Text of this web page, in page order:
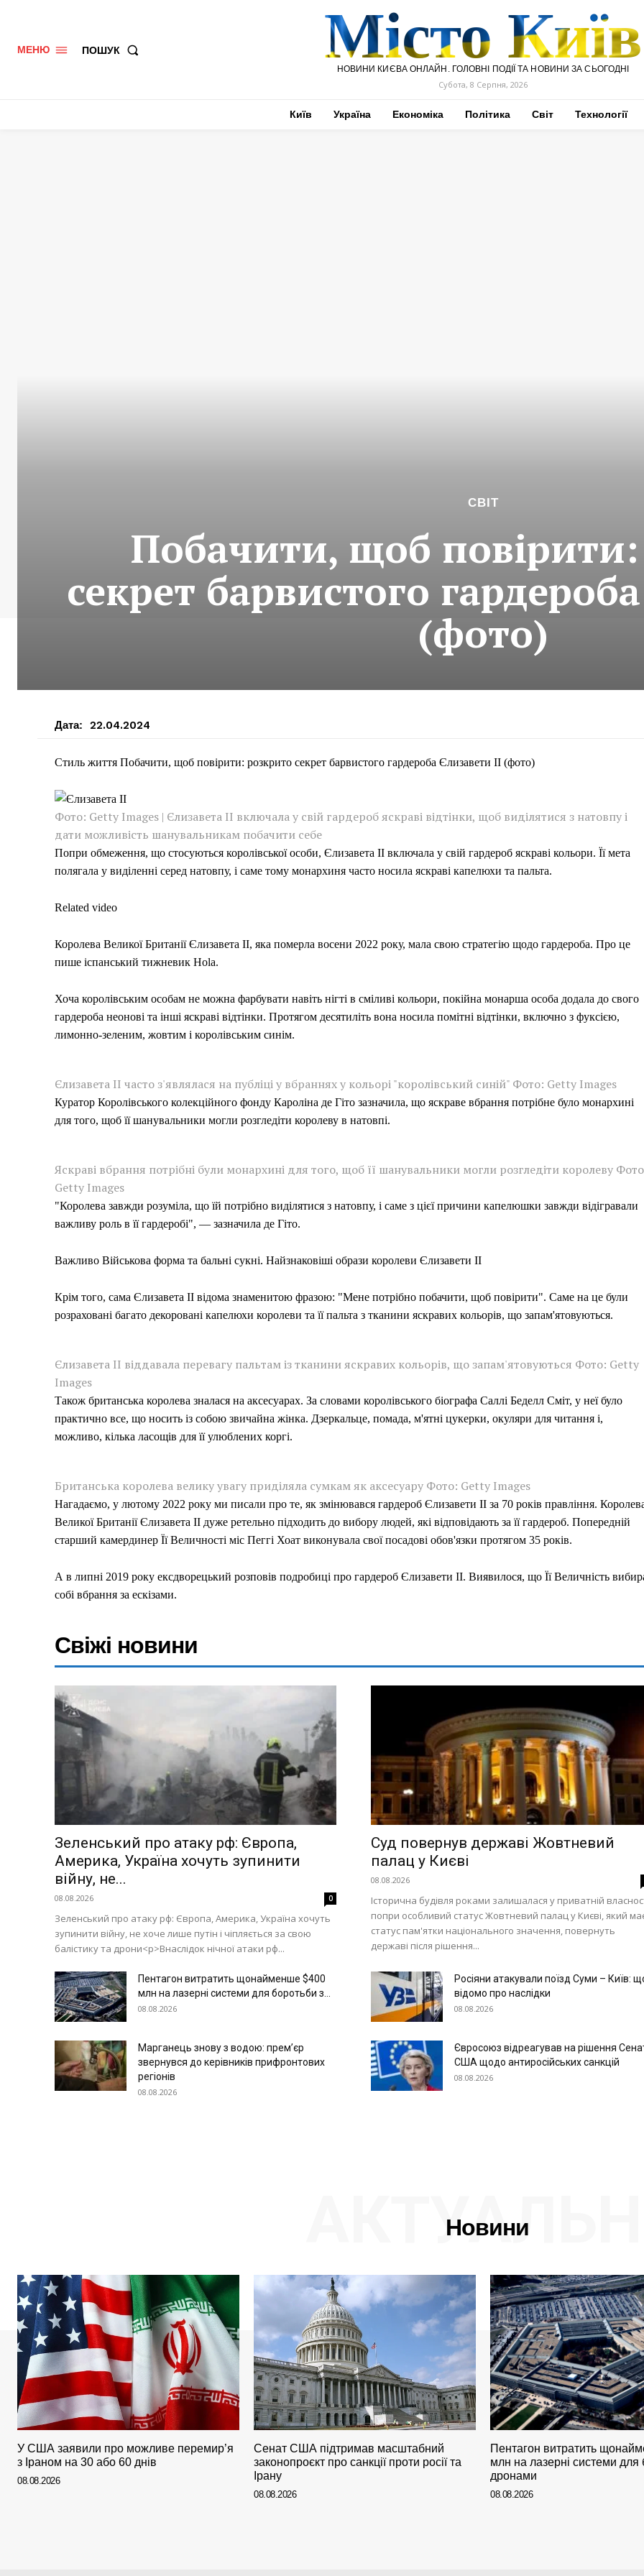
Меню
Україна
Економіка
Політика
Технології
МЕНЮ ПОШУК Місто Київ
НОВИНИ КИЄВА ОНЛАЙН. ГОЛОВНІ ПОДІЇ ТА НОВИНИ ЗА СЬОГОДНІ
Субота, 8 Серпня, 2026
Київ Україна Економіка Політика Світ Технології
СВІТ
Побачити, щоб
секрет барвистого
(фото)
Дата: 22.04.2024
Стиль життя Побачити, щоб повірити: розкрито секрет барвистого гардероба Єлизавети ІІ (фото)
Фото: Getty Images | Єлизавета II включала у свій гардероб яскраві відтінки, щоб виділятися з натовпу і
дати можливість шанувальникам побачити себе
Попри обмеження, що стосуються королівської особи, Єлизавета ІІ включала у свій гардероб яскраві кольори. Її мета
полягала у виділенні серед натовпу, і саме тому монархиня часто носила яскраві капелюхи та пальта.
Related video
Королева Великої Британії Єлизавета ІІ, яка померла восени 2022 року, мала свою стратегію щодо гардероба. Про це
пише іспанський тижневик Hola.
Хоча королівським особам не можна фарбувати навіть нігті в сміливі кольори, покійна монарша особа додала до свого
гардероба неонові та інші яскраві відтінки. Протягом десятиліть вона носила помітні відтінки, включно з фуксією,
лимонно-зеленим, жовтим і королівським синім.
Єлизавета ІІ часто з'являлася на публіці у вбраннях у кольорі "королівський синій" Фото: Getty Images
Куратор Королівського колекційного фонду Кароліна де Гіто зазначила, що яскраве вбрання потрібне було монархині
для того, щоб її шанувальники могли розгледіти королеву в натовпі.
Яскраві вбрання потрібні були монархині для того, щоб її шанувальники могли розгледіти королеву
Getty Images
"Королева завжди розуміла, що їй потрібно виділятися з натовпу, і саме з цієї причини капелюшки завжди відігравали
важливу роль в її гардеробі", — зазначила де Гіто.
Важливо Військова форма та бальні сукні. Найзнаковіші образи королеви Єлизавети II
Крім того, сама Єлизавета ІІ відома знаменитою фразою: "Мене потрібно побачити, щоб повірити". Саме на це були
розраховані багато декоровані капелюхи королеви та її пальта з тканини яскравих кольорів, що запам'ятовуються.
Єлизавета ІІ віддавала перевагу пальтам із тканини яскравих кольорів, що запам'ятовуються Фото: Getty
Images
Також британська королева зналася на аксесуарах. За словами королівського біографа Саллі Беделл Сміт, у неї було
практично все, що носить із собою звичайна жінка. Дзеркальце, помада, м'ятні цукерки, окуляри для читання і,
можливо, кілька ласощів для її улюблених коргі.
Британська королева велику увагу приділяла сумкам як аксесуару Фото: Getty Images
Нагадаємо, у лютому 2022 року ми писали про те, як змінювався гардероб Єлизавети II за 70 років правління.
Великої Британії Єлизавета II дуже ретельно підходить до вибору людей, які відповідають за її гардероб. Попередній
старший камердинер Її Величності міс Пеггі Хоат виконувала свої посадові обов'язки протягом 35 років.
А в липні 2019 року ексдворецький розповів подробиці про гардероб Єлизавети II. Виявилося, що Її Величність
собі вбрання за ескізами.
Свіжі новини
Зеленський про атаку рф: Європа,
Америка, Україна хочуть зупинити
війну, не...
08.08.2026 0
Зеленський про атаку рф: Європа, Америка, Україна хочуть
зупинити війну, не хоче лише путін і чіпляється за свою
балістику та дрони<p>Внаслідок нічної атаки рф...
Суд повернув державі Жовтневий
палац у Києві
08.08.2026
Історична будівля роками залишалася у приватній
попри особливий статус Жовтневий палац у Києві, який
статус пам'ятки національного значення, повернуть
державі після рішення...
Пентагон витратить щонайменше $400
млн на лазерні системи для боротьби з...
08.08.2026
Росіяни атакували поїзд Суми – Київ:
відомо про наслідки
08.08.2026
Марганець знову з водою: прем’єр
звернувся до керівників прифронтових
регіонів
08.08.2026
Євросоюз відреагував на рішення
США щодо антиросійських санкцій
08.08.2026
Новини
У США заявили про можливе перемир’я
з Іраном на 30 або 60 днів
08.08.2026
Сенат США підтримав масштабний
законопроєкт про санкції проти росії та
Ірану
08.08.2026
Пентагон витратить
млн на лазерні системи для
дронами
08.08.2026